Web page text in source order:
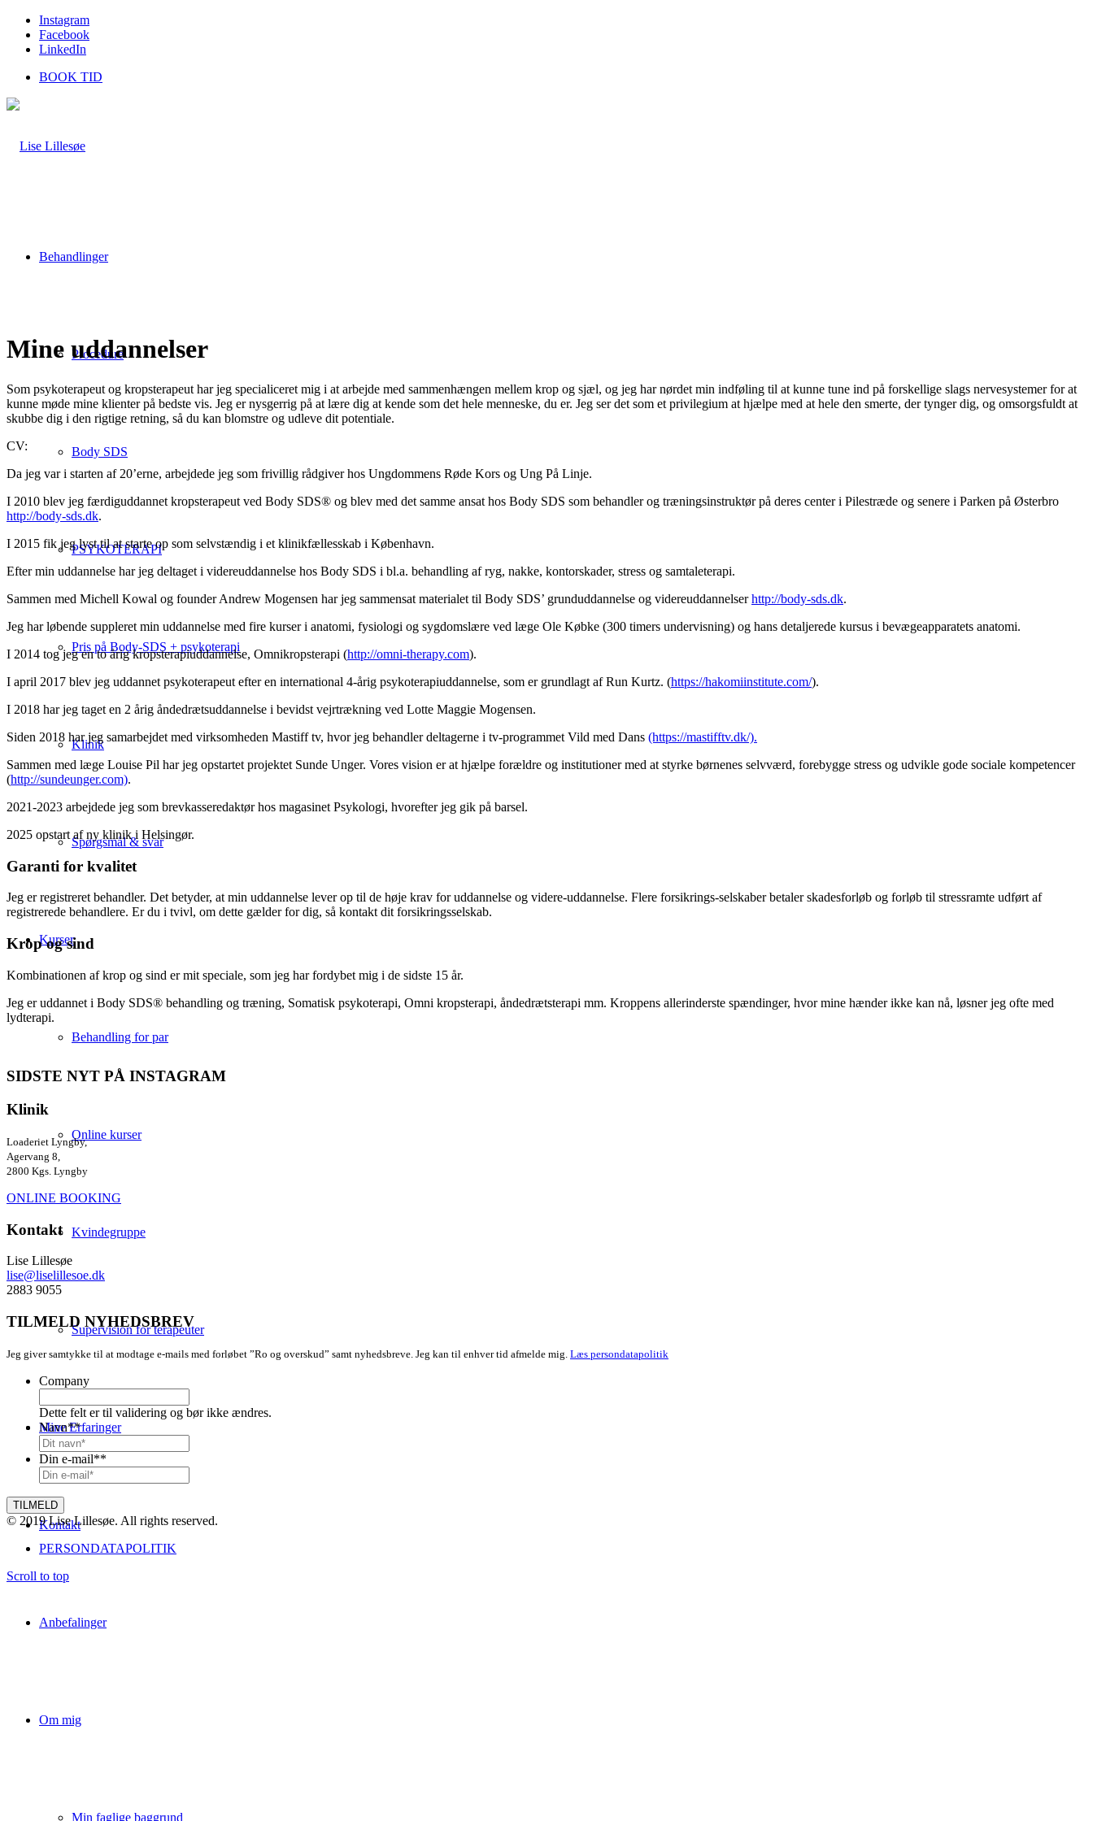
Instagram
Facebook
LinkedIn
BOOK TID
Behandlinger
Procedure
Body SDS
PSYKOTERAPI
Pris på Body-SDS + psykoterapi
Klinik
Spørgsmål & svar
Kurser
Behandling for par
Online kurser
Kvindegruppe
Supervision for terapeuter
Mine Erfaringer
Kontakt
Anbefalinger
Om mig
Min faglige baggrund
Mine uddannelser
Som psykoterapeut og kropsterapeut har jeg specialiceret mig i at arbejde med sammenhængen mellem krop og sjæl, og jeg har nørdet min indføling til at kunne tune ind på forskellige slags nervesystemer for at
kunne møde mine klienter på bedste vis. Jeg er nysgerrig på at lære dig at kende som det hele menneske, du er. Jeg ser det som et privilegium at hjælpe med at hele den smerte, der tynger dig, og omsorgsfuldt at
skubbe dig i den rigtige retning, så du kan blomstre og udleve dit potentiale.
CV:
Da jeg var i starten af 20’erne, arbejdede jeg som frivillig rådgiver hos Ungdommens Røde Kors og Ung På Linje.
I 2010 blev jeg færdiguddannet kropsterapeut ved Body SDS® og blev med det samme ansat hos Body SDS som behandler og træningsinstruktør på deres center i Pilestræde og senere i Parken på Østerbro
http://body-sds.dk.
I 2015 fik jeg lyst til at starte op som selvstændig i et klinikfællesskab i København.
Efter min uddannelse har jeg deltaget i videreuddannelse hos Body SDS i bl.a. behandling af ryg, nakke, kontorskader, stress og samtaleterapi.
Sammen med Michell Kowal og founder Andrew Mogensen har jeg sammensat materialet til Body SDS’ grunduddannelse og videreuddannelserhttp://body-sds.dk.
Jeg har løbende suppleret min uddannelse med fire kurser i anatomi, fysiologi og sygdomslære ved læge Ole Købke (300 timers undervisning) og hans detaljerede kursus i bevægeapparatets anatomi.
I 2014 tog jeg en to årig kropsterapiuddannelse, Omnikropsterapi (http://omni-therapy.com).
I april 2017 blev jeg uddannet psykoterapeut efter en international 4-årig psykoterapiuddannelse, som er grundlagt af Run Kurtz. (https://hakomiinstitute.com/).
I 2018 har jeg taget en 2 årig åndedrætsuddannelse i bevidst vejrtrækning ved Lotte Maggie Mogensen.
Siden 2018 har jeg samarbejdet med virksomheden Mastiff tv, hvor jeg behandler deltagerne i tv-programmet Vild med Dans (https://mastifftv.dk/).
Sammen med læge Louise Pil har jeg opstartet projektet Sunde Unger. Vores vision er at hjælpe forældre og institutioner med at styrke børnenes selvværd, forebygge stress og udvikle gode sociale kompetencer
(http://sundeunger.com).
2021-2023 arbejdede jeg som brevkasseredaktør hos magasinet Psykologi, hvorefter jeg gik på barsel.
2025 opstart af ny klinik i Helsingør.
Garanti for kvalitet
Jeg er registreret behandler. Det betyder, at min uddannelse lever op til de høje krav for uddannelse og videre-uddannelse. Flere forsikrings-selskaber betaler skadesforløb og forløb til stressramte udført af
registrerede behandlere. Er du i tvivl, om dette gælder for dig, så kontakt dit forsikringsselskab.
Krop og sind
Kombinationen af krop og sind er mit speciale, som jeg har fordybet mig i de sidste 15 år.
Jeg er uddannet i Body SDS® behandling og træning, Somatisk psykoterapi, Omni kropsterapi, åndedrætsterapi mm. Kroppens allerinderste spændinger, hvor mine hænder ikke kan nå, løsner jeg ofte med
lydterapi.
SIDSTE NYT PÅ INSTAGRAM
Klinik
Loaderiet Lyngby,
Agervang 8,
2800 Kgs. Lyngby
ONLINE BOOKING
Kontakt
Lise Lillesøe
lise@liselillesoe.dk
2883 9055
TILMELD NYHEDSBREV
Jeg giver samtykke til at modtage e-mails med forløbet ”Ro og overskud” samt nyhedsbreve. Jeg kan til enhver tid afmelde mig. Læs persondatapolitik
Company
Dette felt er til validering og bør ikke ændres.
Navn**
Din e-mail**
© 2019 Lise Lillesøe. All rights reserved.
PERSONDATAPOLITIK
Scroll to top